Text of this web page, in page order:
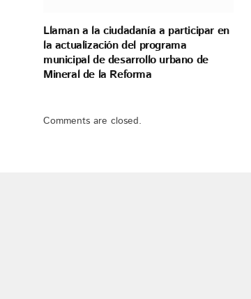
Llaman a la ciudadanía a participar en
la actualización del programa
municipal de desarrollo urbano de
Mineral de la Reforma
Comments are closed.